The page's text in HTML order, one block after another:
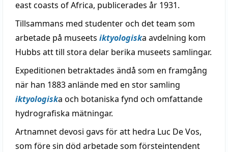
east coasts of Africa, publicerades år 1931.
Tillsammans med studenter och det team som
arbetade på museets iktyologiska avdelning kom
Hubbs att till stora delar berika museets samlingar.
Expeditionen betraktades ändå som en framgång
när han 1883 anlände med en stor samling
iktyologiska och botaniska fynd och omfattande
hydrografiska mätningar.
Artnamnet devosi gavs för att hedra Luc De Vos,
som före sin död arbetade som försteintendent